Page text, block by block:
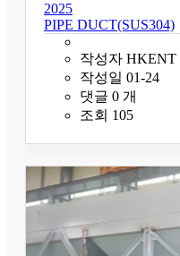
2025
PIPE DUCT(SUS304)
작성자 HKENT
작성일 01-24
댓글 0 개
조회 105